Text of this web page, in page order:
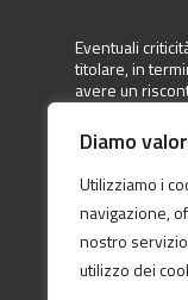
Diamo
Utilizziamo i
navigazione,
nostro
utilizzo dei
Eventuali
titolare, in
avere un
richiedere un
disposizione
direttamente a
Legge 9
agosto 2018,
all’indirizzo